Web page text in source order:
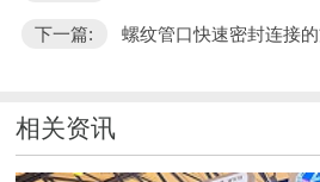
下一篇: 螺纹管口快速密封连接
相关资讯